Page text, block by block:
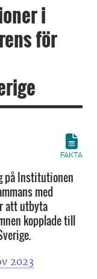
i
för
FAKTA
på Institutionen
med
att utbyta
kopplade till
2023